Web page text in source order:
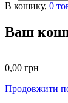
В кошику, 0
Ваш
0,00 грн
Продовжити